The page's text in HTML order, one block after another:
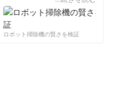
ロボット掃除機の賢さを検証